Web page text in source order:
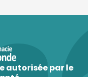
autorisée par le